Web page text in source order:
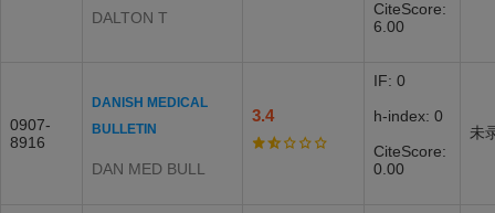
DALTON T
CiteScore:
6.00
0907-
8916
DANISH MEDICAL
BULLETIN
DAN MED BULL
3.4
IF: 0
h-index: 0
CiteScore:
0.00
未